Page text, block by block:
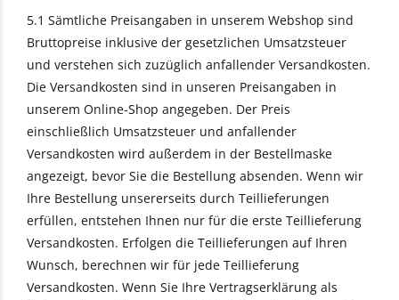
5.1 Sämtliche Preisangaben in unserem Webshop sind
Bruttopreise inklusive der gesetzlichen Umsatzsteuer
und verstehen sich zuzüglich anfallender Versandkosten.
Die Versandkosten sind in unseren Preisangaben in
unserem Online-Shop angegeben. Der Preis
einschließlich Umsatzsteuer und anfallender
Versandkosten wird außerdem in der Bestellmaske
angezeigt, bevor Sie die Bestellung absenden. Wenn wir
Ihre Bestellung unsererseits durch Teillieferungen
erfüllen, entstehen Ihnen nur für die erste Teillieferung
Versandkosten. Erfolgen die Teillieferungen auf Ihren
Wunsch, berechnen wir für jede Teillieferung
Versandkosten. Wenn Sie Ihre Vertragserklärung als